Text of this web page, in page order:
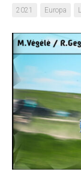
2021 Europa